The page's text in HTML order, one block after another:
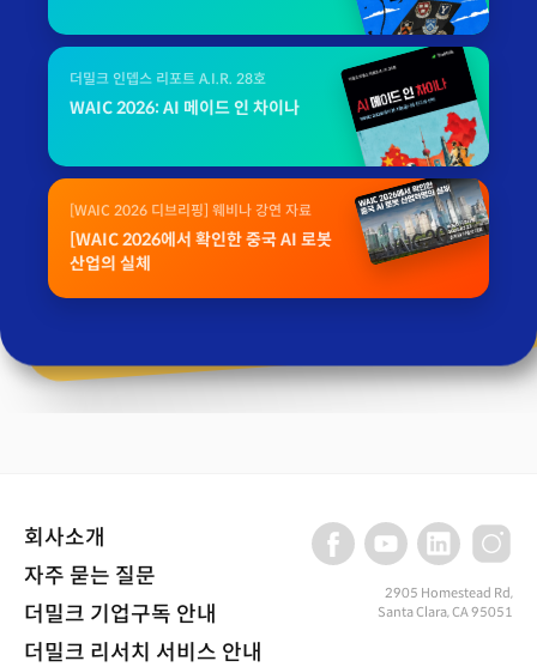
더밀크 인뎁스 리포트 A.I.R. 28호
WAIC 2026: AI 메이드 인 차이나
[WAIC 2026 디브리핑] 웨비나 강연 자료
[WAIC 2026에서 확인한 중국 AI 로봇
산업의 실체
회사소개
자주 묻는 질문
더밀크 기업구독 안내
더밀크 리서치 서비스 안내
2905 Homestead Rd,
Santa Clara, CA 95051